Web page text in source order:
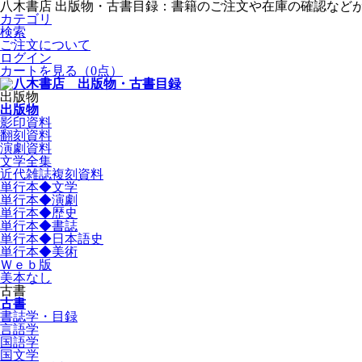
八木書店 出版物・古書目録：書籍のご注文や在庫の確認など
カテゴリ
検索
ご注文について
ログイン
カートを見る
（0点）
出版物
出版物
影印資料
翻刻資料
演劇資料
文学全集
近代雑誌複刻資料
単行本◆文学
単行本◆演劇
単行本◆歴史
単行本◆書誌
単行本◆日本語史
単行本◆美術
Ｗｅｂ版
美本なし
古書
古書
書誌学・目録
言語学
国語学
国文学